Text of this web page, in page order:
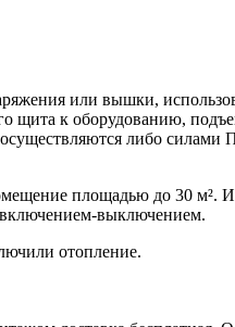
или вышки,
щита к оборудованию,
либо силами
площадью до 30 м².
включением-выключением.
отопление.